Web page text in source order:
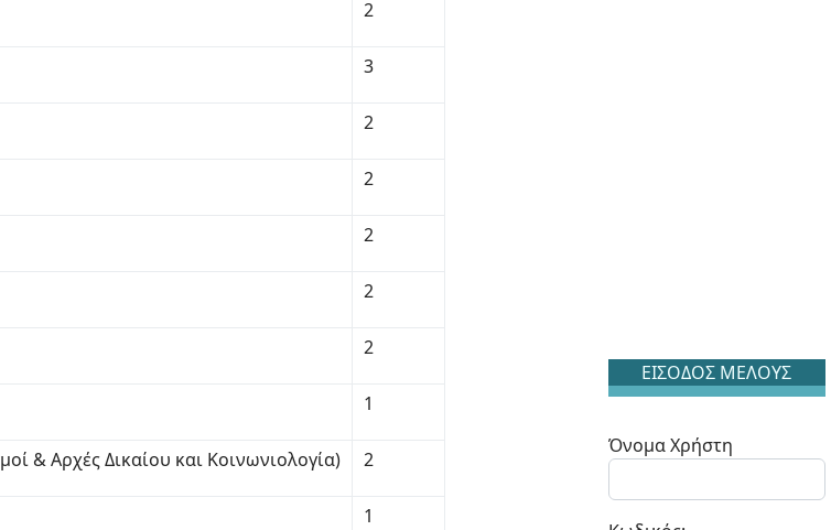
2
3
2
2
2
2
2
1
& Αρχές Δικαίου και Κοινωνιολογία) 2
1
ΕΙΣΟΔΟΣ ΜΕΛΟΥΣ
Όνομα Χρήστη